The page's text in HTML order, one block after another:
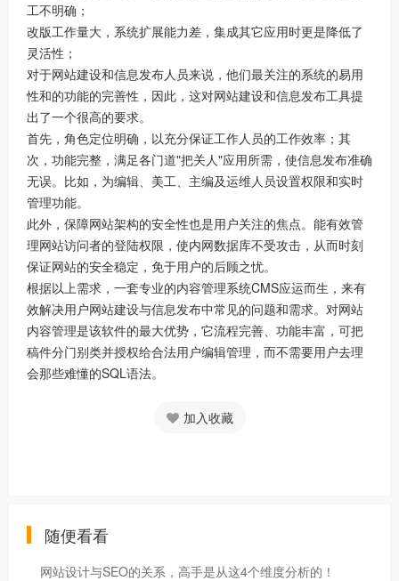
工不明确；
改版工作量大，系统扩展能力差，集成其它应用时更是降低了
灵活性；
对于网站建设和信息发布人员来说，他们最关注的系统的易用
性和的功能的完善性，因此，这对网站建设和信息发布工具提
出了一个很高的要求。
首先，角色定位明确，以充分保证工作人员的工作效率；其
次，功能完整，满足各门道"把关人"应用所需，使信息发布准确
无误。比如，为编辑、美工、主编及运维人员设置权限和实时
管理功能。
此外，保障网站架构的安全性也是用户关注的焦点。能有效管
理网站访问者的登陆权限，使内网数据库不受攻击，从而时刻
保证网站的安全稳定，免于用户的后顾之忧。
根据以上需求，一套专业的内容管理系统CMS应运而生，来有
效解决用户网站建设与信息发布中常见的问题和需求。对网站
内容管理是该软件的最大优势，它流程完善、功能丰富，可把
稿件分门别类并授权给合法用户编辑管理，而不需要用户去理
会那些难懂的SQL语法。
加入收藏
随便看看
网站设计与SEO的关系，高手是从这4个维度分析的！